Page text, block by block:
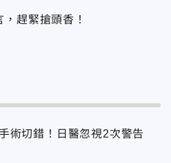
趕緊搶頭香！
術切錯！日醫忽視2次警告